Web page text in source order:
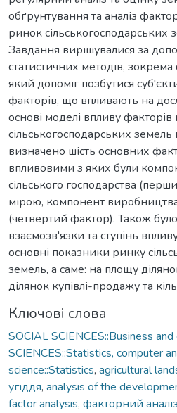
обґрунтування та аналіз
ринок сільськогосподарських
Завдання вирішувалися за
статистичних методів, зокрема
який допоміг позбутися
факторів, що впливають на
основі моделі впливу
сільськогосподарських земель
визначено шість основних
впливовими з яких були
сільського господарства
мірою, компонент
(четвертий фактор). Також
взаємозв'язки та ступінь
основні показники ринку
земель, а саме: на площу
ділянок купівлі-продажу та
Ключові слова
SOCIAL SCIENCES::Business
SCIENCES::Statistics, computer
science::Statistics, agricultural
угіддя, analysis of the
factor analysis, факторний аналіз